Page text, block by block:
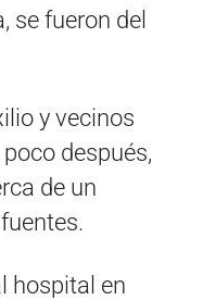
se fueron del
y vecinos
después,
de un
hospital en